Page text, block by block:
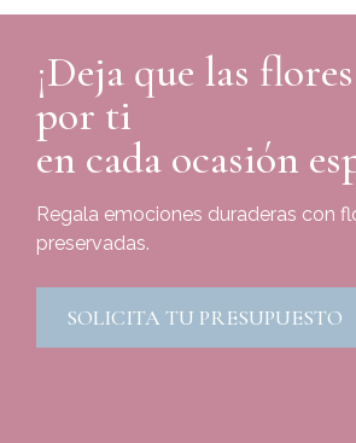
¡Deja que las
por ti
en cada ocasión
Regala emociones duraderas con
preservadas.
SOLICITA TU PRESUPUESTO